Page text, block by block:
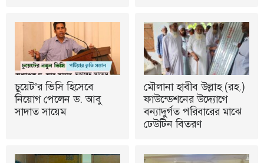
চুয়েট’র ভিসি হিসেবে
নিয়োগ পেলেন ড. আবু
সাদাত সায়েম
মৌলানা হাবীব উল্লাহ (রহ.)
ফাউন্ডেশনের উদ্যোগে
বন্যাদুর্গত পরিবারের মাঝে
ঢেউটিন বিতরণ